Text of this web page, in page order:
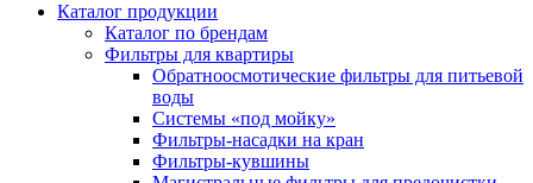
Каталог продукции
Каталог по брендам
Фильтры для квартиры
Обратноосмотические фильтры для питьевой
воды
Системы «под мойку»
Фильтры-насадки на кран
Фильтры-кувшины